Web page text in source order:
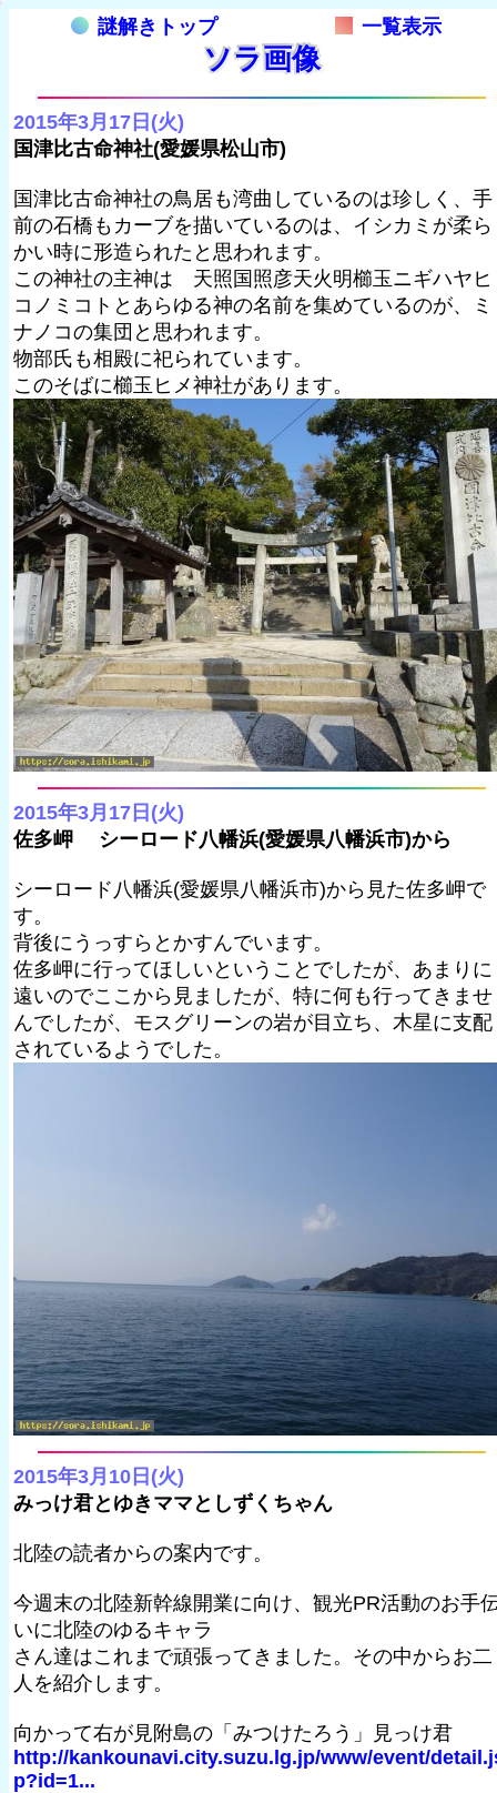
謎解きトップ 一覧表示
ソラ画像
2015年3月17日(火)
国津比古命神社(愛媛県松山市)
国津比古命神社の鳥居も湾曲しているのは珍しく、手
前の石橋もカーブを描いているのは、イシカミが柔ら
かい時に形造られたと思われます。
この神社の主神は 天照国照彦天火明櫛玉ニギハヤヒ
コノミコトとあらゆる神の名前を集めているのが、ミ
ナノコの集団と思われます。
物部氏も相殿に祀られています。
このそばに櫛玉ヒメ神社があります。
2015年3月17日(火)
佐多岬 シーロード八幡浜(愛媛県八幡浜市)から
シーロード八幡浜(愛媛県八幡浜市)から見た佐多岬で
す。
背後にうっすらとかすんでいます。
佐多岬に行ってほしいということでしたが、あまりに
遠いのでここから見ましたが、特に何も行ってきませ
んでしたが、モスグリーンの岩が目立ち、木星に支配
されているようでした。
2015年3月10日(火)
みっけ君とゆきママとしずくちゃん
北陸の読者からの案内です。
今週末の北陸新幹線開業に向け、観光PR活動のお手
いに北陸のゆるキャラ
さん達はこれまで頑張ってきました。その中からお二
人を紹介します。
向かって右が見附島の「みつけたろう」見っけ君
http://kankounavi.city.suzu.lg.jp/www/event/
p?id=1...